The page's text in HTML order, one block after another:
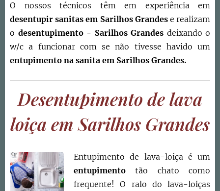
O nossos técnicos têm em experiência em
desentupir sanitas em Sarilhos Grandes e realizam
o desentupimento - Sarilhos Grandes deixando o
w/c a funcionar com se não tivesse havido um
entupimento na sanita em Sarilhos Grandes.
Desentupimento de lava
loiça em Sarilhos Grandes
Entupimento de lava-loiça é um
entupimento tão chato como
frequente! O ralo do lava-loiças